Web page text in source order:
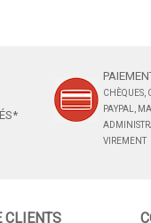
CHÈQUES,
PAYPAL,
VIREMENT
CLIENTS